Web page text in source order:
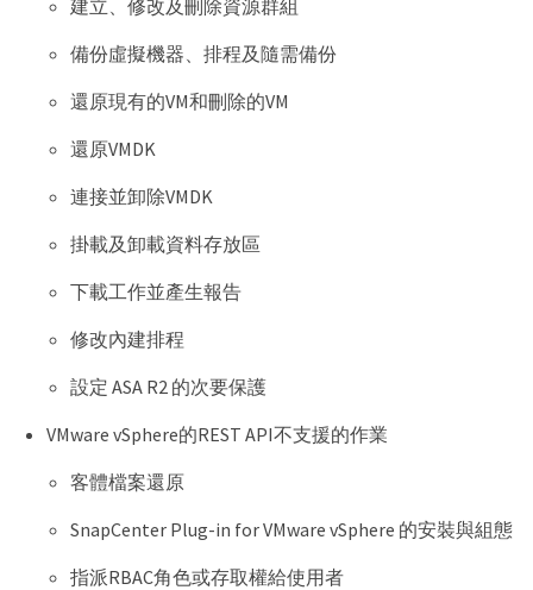
建立、修改及刪除資源群組
備份虛擬機器、排程及隨需備份
還原現有的VM和刪除的VM
還原VMDK
連接並卸除VMDK
掛載及卸載資料存放區
下載工作並產生報告
修改內建排程
設定 ASA R2 的次要保護
VMware vSphere的REST API不支援的作業
客體檔案還原
SnapCenter Plug-in for VMware vSphere 的安裝與組態
指派RBAC角色或存取權給使用者